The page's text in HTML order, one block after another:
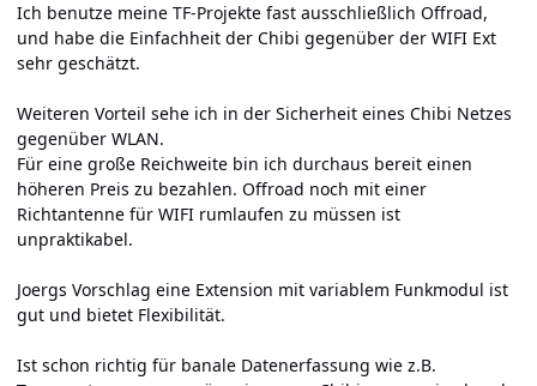
Ich benutze meine TF-Projekte fast ausschließlich Offroad,
und habe die Einfachheit der Chibi gegenüber der WIFI Ext
sehr geschätzt.
Weiteren Vorteil sehe ich in der Sicherheit eines Chibi Netzes
gegenüber WLAN.
Für eine große Reichweite bin ich durchaus bereit einen
höheren Preis zu bezahlen. Offroad noch mit einer
Richtantenne für WIFI rumlaufen zu müssen ist
unpraktikabel.
Joergs Vorschlag eine Extension mit variablem Funkmodul ist
gut und bietet Flexibilität.
Ist schon richtig für banale Datenerfassung wie z.B.